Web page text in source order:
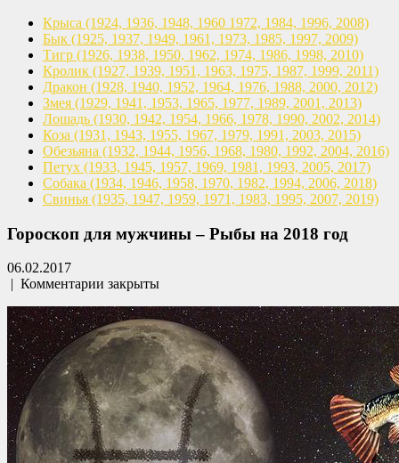
Крыса (1924, 1936, 1948, 1960 1972, 1984, 1996, 2008)
Бык (1925, 1937, 1949, 1961, 1973, 1985, 1997, 2009)
Тигр (1926, 1938, 1950, 1962, 1974, 1986, 1998, 2010)
Кролик (1927, 1939, 1951, 1963, 1975, 1987, 1999, 2011)
Дракон (1928, 1940, 1952, 1964, 1976, 1988, 2000, 2012)
Змея (1929, 1941, 1953, 1965, 1977, 1989, 2001, 2013)
Лошадь (1930, 1942, 1954, 1966, 1978, 1990, 2002, 2014)
Коза (1931, 1943, 1955, 1967, 1979, 1991, 2003, 2015)
Обезьяна (1932, 1944, 1956, 1968, 1980, 1992, 2004, 2016)
Петух (1933, 1945, 1957, 1969, 1981, 1993, 2005, 2017)
Собака (1934, 1946, 1958, 1970, 1982, 1994, 2006, 2018)
Свинья (1935, 1947, 1959, 1971, 1983, 1995, 2007, 2019)
Гороскоп для мужчины – Рыбы на 2018 год
06.02.2017
| Комментарии закрыты